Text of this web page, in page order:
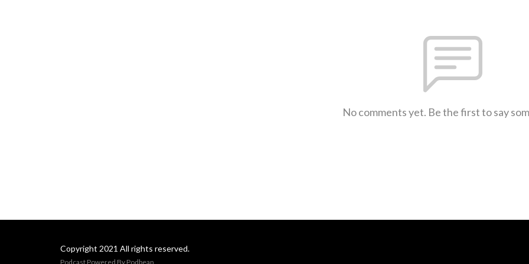
No comments yet. Be the first to say
Copyright 2021 All rights reserved.
Podcast Powered By Podbean